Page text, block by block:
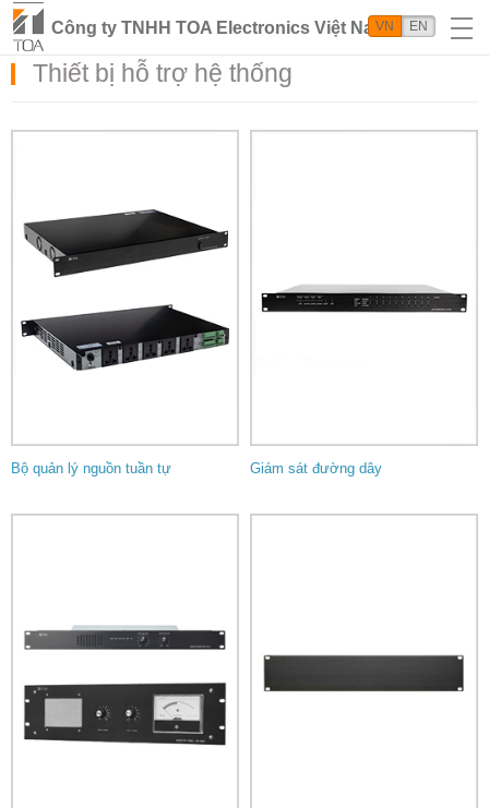
Công ty TNHH TOA Electronics Việt Nam
VN EN
Thiết bị hỗ trợ hệ thống
Bộ quản lý nguồn tuần tự Giám sát đường dây